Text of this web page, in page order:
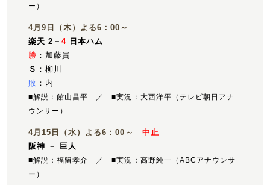
ー）
4月9日（木）よる6：00～
楽天 2－4 日本ハム
勝 ：加藤貴
Ｓ ：柳川
敗 ：内
■解説：館山昌平 ／ ■実況：大西洋平（テレビ朝日アナ
ウンサー）
4月15日（水）よる6：00～
中止
阪神 － 巨人
■解説：福留孝介 ／ ■実況：高野純一（ABCアナウンサ
ー）